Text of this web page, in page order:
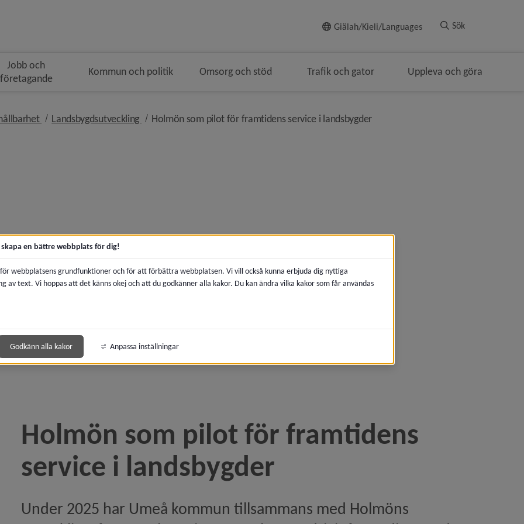
Giälah/Kieli/Languages Sök
Jobb och
företagande
Kommun och politik Omsorg och stöd Trafik och gator Uppleva och göra
nivå i brödsmulenavigeringen
Landsbygdsutveckling nivå i brödsmulenavigeringen
Holmön som pilot för framtidens service i landsbygdernivå i brödsmulenavigeringen
landsbygdsstöd inför sommaren)
kulturaktiviteter med start hösten 2026)
Tavelsjö- och Rödåbygden som testarena för framtidens transporter)
med drönare: så gick försöket på Holmön)
Kommun på årets landsbygdsriksdag)
med mobilt byakontor)
post och paket till Holmön på nytt)
Holmön som pilot för framtidens
service i landsbygder
Under 2025 har Umeå kommun tillsammans med Holmöns
en bättre webbplats för dig!
för webbplatsens grundfunktioner och för att förbättra webbplatsen. Vi vill också kunna erbjuda dig nyttiga
av text. Vi hoppas att det känns okej och att du godkänner alla kakor. Du kan ändra vilka kakor som får användas
Godkänn alla kakor Anpassa inställningar